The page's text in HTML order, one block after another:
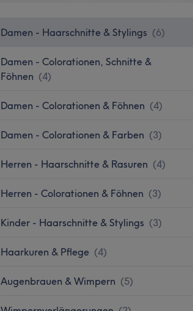
Damen - Haarschnitte & Stylings (6)
Damen - Colorationen, Schnitte &
Föhnen (4)
Damen - Colorationen & Föhnen (4)
Damen - Colorationen & Farben (3)
Herren - Haarschnitte & Rasuren (4)
Herren - Colorationen & Föhnen (3)
Kinder - Haarschnitte & Stylings (3)
Haarkuren & Pflege (4)
Augenbrauen & Wimpern (5)